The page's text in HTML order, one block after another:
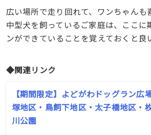
広い場所で走り回れて、ワンちゃんも
中型犬を飼っているご家庭は、ここに
ンができていることを覚えておくと良
◆関連リンク
【期間限定】よどがわドッグラン広
塚地区・鳥飼下地区・太子橋地区・
川公園